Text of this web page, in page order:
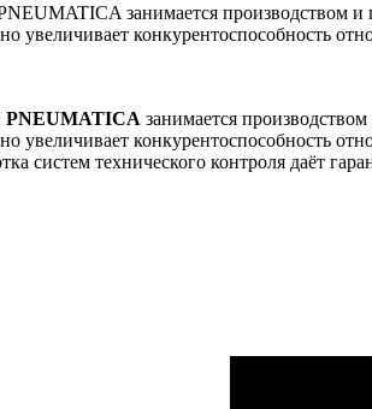
занимается производством и
увеличивает конкурентоспособность
PNEUMATICA занимается
увеличивает конкурентоспособность
систем технического контроля даёт